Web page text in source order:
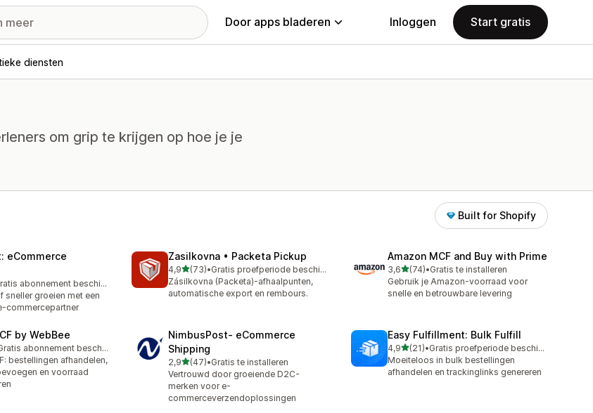
Door apps bladeren Inloggen Start gratis
diensten
om grip te krijgen op hoe je je
Built for Shopify
eCommerce
in totaal
Gratis abonnement beschikbaar
sneller groeien met een
commercepartner
Zasilkovna • Packeta Pickup
4,9van 5 sterren
(73)
73 recensies in totaal
•
Gratis proefperiode beschikbaar
Zásilkovna (Packeta)-afhaalpunten,
automatische export en rembours.
Amazon MCF and Buy with Prime
3,6van 5 sterren
(74)
74 recensies in totaal
•Gratis te installeren
Gebruik je Amazon-voorraad voor
snelle en betrouwbare levering
by WebBee
in totaal
Gratis abonnement beschikbaar
bestellingen afhandelen,
en voorraad
NimbusPost‑ eCommerce
Shipping
2,9van 5 sterren
(47)
47 recensies in totaal
•Gratis te installeren
Vertrouwd door groeiende D2C-
merken voor e-
commerceverzendoplossingen
Easy Fulfillment: Bulk Fulfill
4,9van 5 sterren
(21)
21 recensies in totaal
•
Gratis proefperiode beschikbaar
Moeiteloos in bulk bestellingen
afhandelen en trackinglinks genereren